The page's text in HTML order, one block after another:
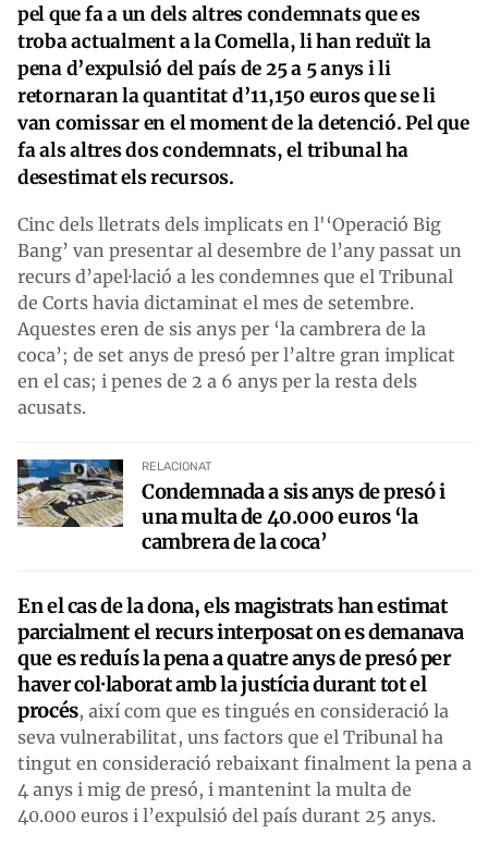
pel que fa a un dels altres condemnats que es
troba actualment a la Comella, li han reduït la
pena d’expulsió del país de 25 a 5 anys i li
retornaran la quantitat d’11,150 euros que se li
van comissar en el moment de la detenció. Pel que
fa als altres dos condemnats, el tribunal ha
desestimat els recursos.
Cinc dels lletrats dels implicats en l'‘Operació Big
Bang’ van presentar al desembre de l’any passat un
recurs d’apel·lació a les condemnes que el Tribunal
de Corts havia dictaminat el mes de setembre.
Aquestes eren de sis anys per ‘la cambrera de la
coca’; de set anys de presó per l’altre gran implicat
en el cas; i penes de 2 a 6 anys per la resta dels
acusats.
RELACIONAT
Condemnada a sis anys de presó i
una multa de 40.000 euros ‘la
cambrera de la coca’
En el cas de la dona, els magistrats han estimat
parcialment el recurs interposat on es demanava
que es reduís la pena a quatre anys de presó per
haver col·laborat amb la justícia durant tot el
procés, així com que es tingués en consideració la
seva vulnerabilitat, uns factors que el Tribunal ha
tingut en consideració rebaixant finalment la pena a
4 anys i mig de presó, i mantenint la multa de
40.000 euros i l’expulsió del país durant 25 anys.